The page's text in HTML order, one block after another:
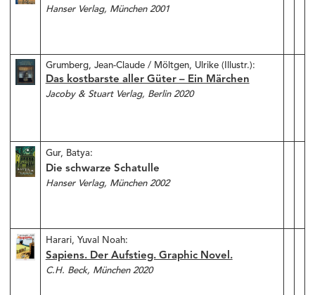
Hanser Verlag, München 2001
Grumberg, Jean-Claude / Möltgen, Ulrike (Illustr.):
Das kostbarste aller Güter – Ein Märchen
Jacoby & Stuart Verlag, Berlin 2020
Gur, Batya:
Die schwarze Schatulle
Hanser Verlag, München 2002
Harari, Yuval Noah:
Sapiens. Der Aufstieg. Graphic Novel.
C.H. Beck, München 2020